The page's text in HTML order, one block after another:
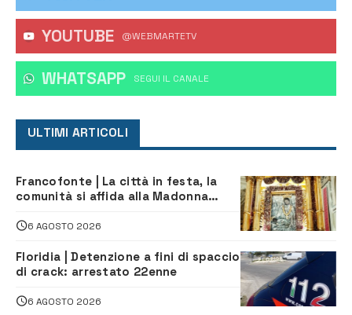
YOUTUBE @WEBMARTETV
WHATSAPP ‎SEGUI IL CANALE
ULTIMI ARTICOLI
Francofonte | La città in festa, la
comunità si affida alla Madonna
6 AGOSTO 2026
Floridia | Detenzione a fini di spaccio
di crack: arrestato 22enne
6 AGOSTO 2026